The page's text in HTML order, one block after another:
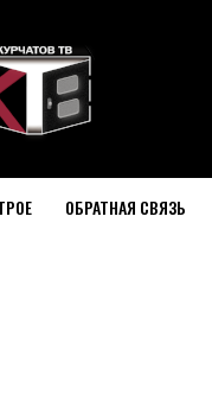
ОБРАТНАЯ СВЯЗЬ